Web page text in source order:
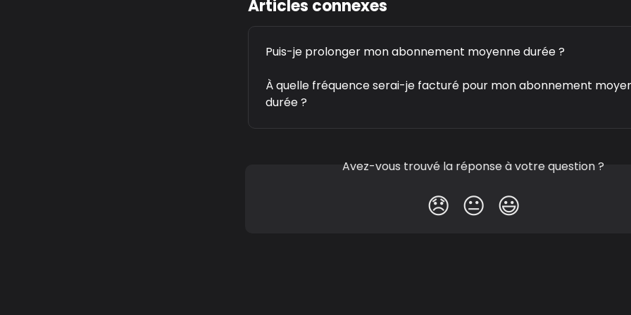
Articles connexes
Puis-je prolonger mon abonnement moyenne durée ?
À quelle fréquence serai-je facturé pour mon abonnement
durée ?
Avez-vous trouvé la réponse à votre question ?
😞 😐 😃